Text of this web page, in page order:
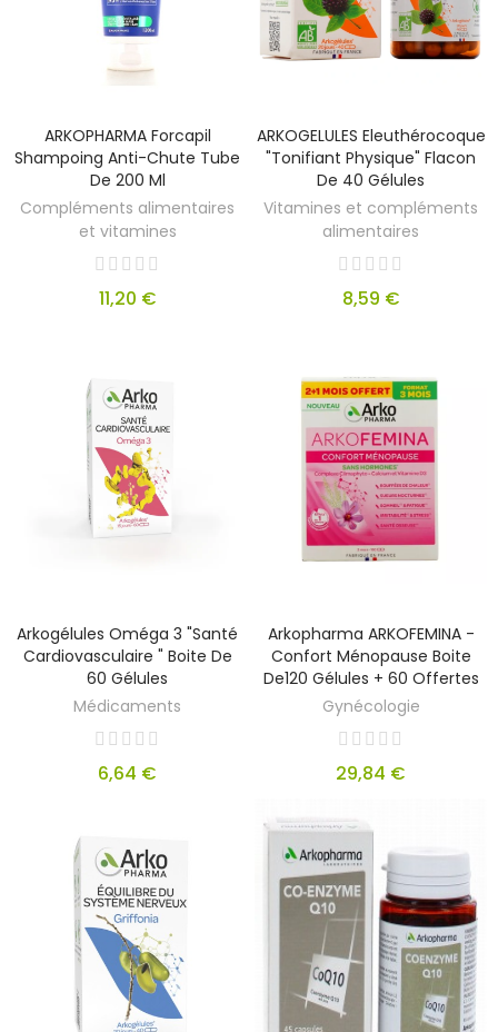
ARKOPHARMA Forcapil
Shampoing Anti-Chute Tube
De 200 Ml
Compléments alimentaires
et vitamines
11,20 €
ARKOGELULES Eleuthérocoque
"Tonifiant Physique" Flacon
De 40 Gélules
Vitamines et compléments
alimentaires
8,59 €
Arkogélules Oméga 3 "santé
Cardiovasculaire " Boite De
60 Gélules
Médicaments
6,64 €
Arkopharma ARKOFEMINA -
Confort Ménopause Boite
De120 Gélules + 60 Offertes
Gynécologie
29,84 €